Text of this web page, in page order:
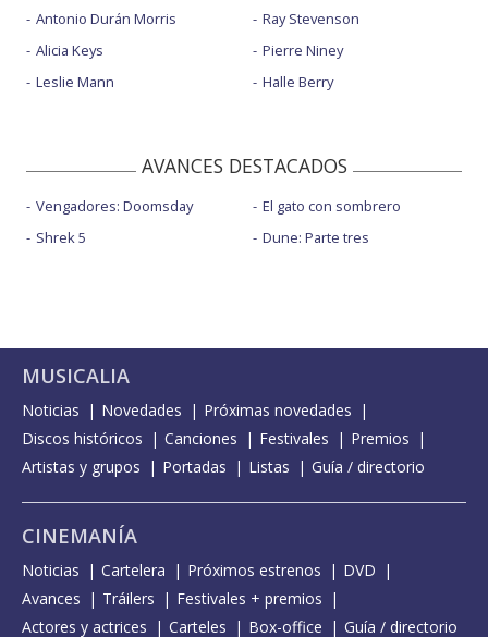
Antonio Durán Morris
Alicia Keys
Leslie Mann
Ray Stevenson
Pierre Niney
Halle Berry
AVANCES DESTACADOS
Vengadores: Doomsday
Shrek 5
El gato con sombrero
Dune: Parte tres
MUSICALIA
Noticias Novedades
Próximas novedades
Discos históricos
Canciones Festivales
Premios
Artistas y grupos
Portadas Listas Guía / directorio
CINEMANÍA
Noticias Cartelera Próximos estrenos
DVD
Avances
Tráilers
Festivales + premios
Actores y actrices
Carteles Box-office Guía / directorio